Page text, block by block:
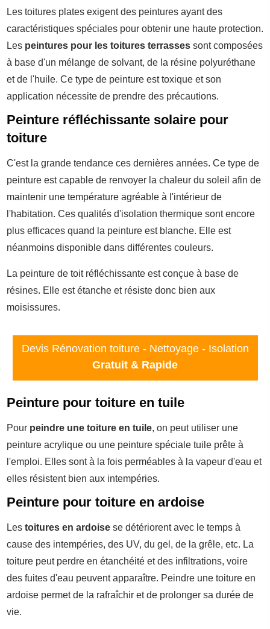
Les toitures plates exigent des peintures ayant des
caractéristiques spéciales pour obtenir une haute protection.
Les peintures pour les toitures terrasses sont composées
à base d'un mélange de solvant, de la résine polyuréthane
et de l'huile. Ce type de peinture est toxique et son
application nécessite de prendre des précautions.
Peinture réfléchissante solaire pour
toiture
C'est la grande tendance ces dernières années. Ce type de
peinture est capable de renvoyer la chaleur du soleil afin de
maintenir une température agréable à l'intérieur de
l'habitation. Ces qualités d'isolation thermique sont encore
plus efficaces quand la peinture est blanche. Elle est
néanmoins disponible dans différentes couleurs.
La peinture de toit réfléchissante est conçue à base de
résines. Elle est étanche et résiste donc bien aux
moisissures.
Devis Rénovation toiture - Nettoyage - Isolation
Gratuit & Rapide
Peinture pour toiture en tuile
Pour peindre une toiture en tuile, on peut utiliser une
peinture acrylique ou une peinture spéciale tuile prête à
l'emploi. Elles sont à la fois perméables à la vapeur d'eau et
elles résistent bien aux intempéries.
Peinture pour toiture en ardoise
Les toitures en ardoise se détériorent avec le temps à
cause des intempéries, des UV, du gel, de la grêle, etc. La
toiture peut perdre en étanchéité et des infiltrations, voire
des fuites d'eau peuvent apparaître. Peindre une toiture en
ardoise permet de la rafraîchir et de prolonger sa durée de
vie.